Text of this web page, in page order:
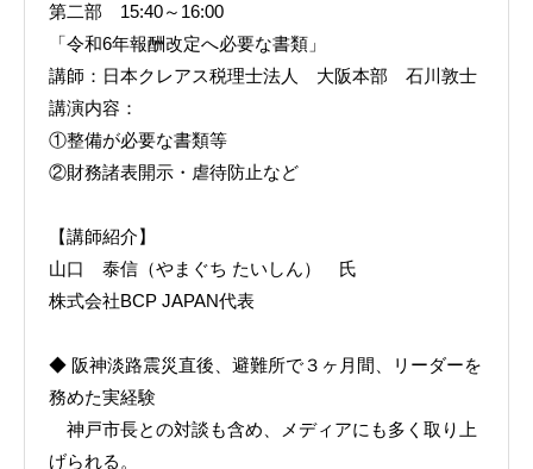
第二部 15:40～16:00
「令和6年報酬改定へ必要な書類」
講師：日本クレアス税理士法人 大阪本部 石川敦士
講演内容：
①整備が必要な書類等
②財務諸表開示・虐待防止など
【講師紹介】
山口 泰信（やまぐち たいしん） 氏
株式会社BCP JAPAN代表
◆ 阪神淡路震災直後、避難所で３ヶ月間、リーダーを
務めた実経験
神戸市長との対談も含め、メディアにも多く取り上
げられる。